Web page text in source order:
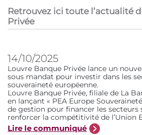
Retrouvez ici toute l’actualité
Privée
14/10/2025
Louvre Banque Privée lance un
sous mandat pour investir dans les
souveraineté européenne.
Louvre Banque Privée, filiale de La
en lançant « PEA Europe
de gestion pour financer les secteurs
renforcer la compétitivité de l’Union
Lire le communiqué